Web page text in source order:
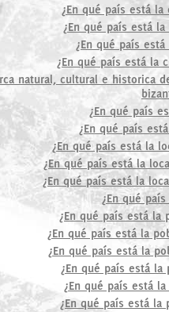
¿En qué país está la
¿En qué país está
¿En qué país
¿En qué país está la
natural, cultural e historica
¿En qué país
¿En qué país
¿En qué país está la
¿En qué país está la
¿En qué país está la
¿En qué
¿En qué país está la
¿En qué país está la
¿En qué país está la
¿En qué país está la
¿En qué país está
¿En qué país está la